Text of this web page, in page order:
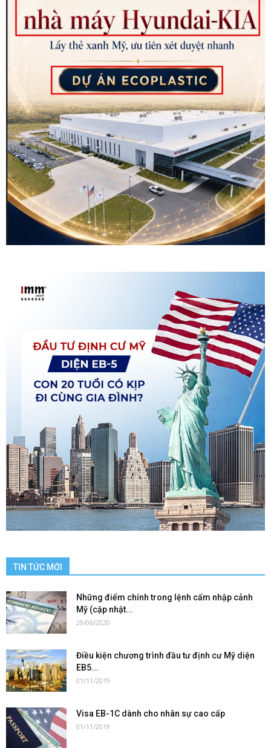
TIN TỨC MỚI
Những điểm chính trong lệnh cấm nhập cảnh
Mỹ (cập nhật...
29/06/2020
Điều kiện chương trình đầu tư định cư Mỹ diện
EB5...
01/11/2019
Visa EB-1C dành cho nhân sự cao cấp
01/11/2019